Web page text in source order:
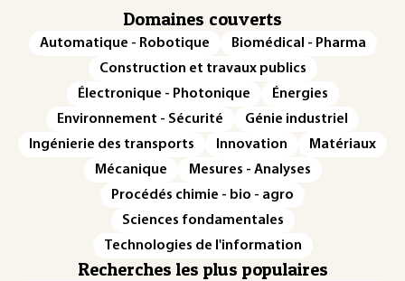
Domaines couverts
Automatique - Robotique
Biomédical - Pharma
Construction et travaux publics
Électronique - Photonique
Énergies
Environnement - Sécurité
Génie industriel
Ingénierie des transports
Innovation
Matériaux
Mécanique
Mesures - Analyses
Procédés chimie - bio - agro
Sciences fondamentales
Technologies de l'information
Recherches les plus populaires